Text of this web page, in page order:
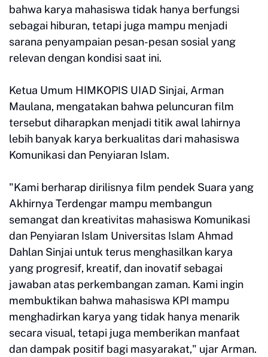
bahwa karya mahasiswa tidak hanya berfungsi
sebagai hiburan, tetapi juga mampu menjadi
sarana penyampaian pesan-pesan sosial yang
relevan dengan kondisi saat ini.
Ketua Umum HIMKOPIS UIAD Sinjai, Arman
Maulana, mengatakan bahwa peluncuran film
tersebut diharapkan menjadi titik awal lahirnya
lebih banyak karya berkualitas dari mahasiswa
Komunikasi dan Penyiaran Islam.
"Kami berharap dirilisnya film pendek Suara yang
Akhirnya Terdengar mampu membangun
semangat dan kreativitas mahasiswa Komunikasi
dan Penyiaran Islam Universitas Islam Ahmad
Dahlan Sinjai untuk terus menghasilkan karya
yang progresif, kreatif, dan inovatif sebagai
jawaban atas perkembangan zaman. Kami ingin
membuktikan bahwa mahasiswa KPI mampu
menghadirkan karya yang tidak hanya menarik
secara visual, tetapi juga memberikan manfaat
dan dampak positif bagi masyarakat," ujar Arman.